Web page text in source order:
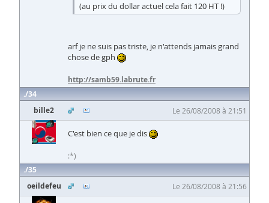
(au prix du dollar actuel cela fait 120 HT !)
arf je ne suis pas triste, je n'attends jamais grand
chose de gph
http://samb59.labrute.fr
34
bille2
Le 26/08/2008 à 21:51
C'est bien ce que je dis
:*)
35
oeildefeu
Le 26/08/2008 à 21:56